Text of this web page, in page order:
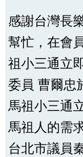
感謝台灣長
幫忙，在會
祖小三通立
委員 曹爾忠
馬祖小三通
馬祖人的需求
台北市議員